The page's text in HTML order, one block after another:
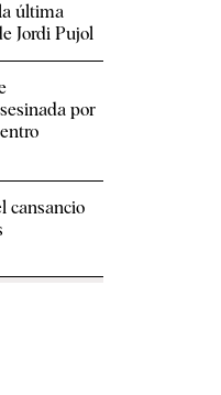
última
Jordi Pujol
por
cansancio​